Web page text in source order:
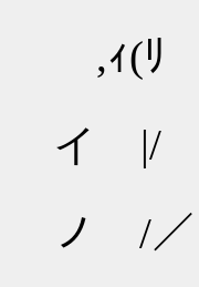
,ｨ(
イ
ノ /